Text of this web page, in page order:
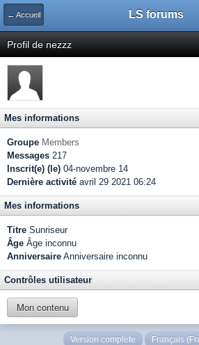
← Accueil LS forums
Profil de nezzz
Mes informations
Groupe Members
Messages 217
Inscrit(e) (le) 04-novembre 14
Dernière activité avril 29 2021 06:24
Mes informations
Titre Sunriseur
Âge Âge inconnu
Anniversaire Anniversaire inconnu
Contrôles utilisateur
Mon contenu
Version complète Français